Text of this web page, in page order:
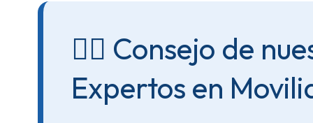
👨‍⚕️ Consejo de
Expertos en